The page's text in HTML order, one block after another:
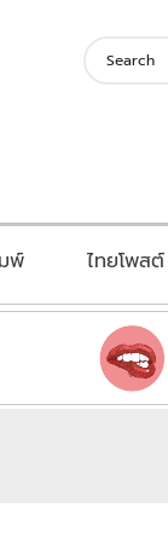
พ์ ไทยโพส